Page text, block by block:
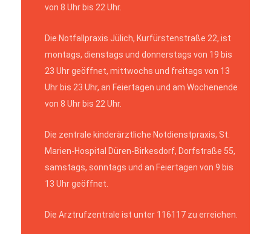
von 8 Uhr bis 22 Uhr.
Die Notfallpraxis Jülich, Kurfürstenstraße 22, ist
montags, dienstags und donnerstags von 19 bis
23 Uhr geöffnet, mittwochs und freitags von 13
Uhr bis 23 Uhr, an Feiertagen und am Wochenende
von 8 Uhr bis 22 Uhr.
Die zentrale kinderärztliche Notdienstpraxis, St.
Marien-Hospital Düren-Birkesdorf, Dorfstraße 55,
samstags, sonntags und an Feiertagen von 9 bis
13 Uhr geöffnet.
Die Arztrufzentrale ist unter 116117 zu erreichen.